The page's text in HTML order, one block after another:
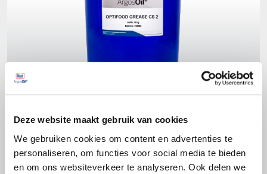
Deze website maakt gebruik van cookies
We gebruiken cookies om content en advertenties te
personaliseren, om functies voor social media te bieden
en om ons websiteverkeer te analyseren. Ook delen we
Productspecificaties